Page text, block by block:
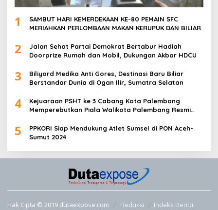
1
SAMBUT HARI KEMERDEKAAN KE-80 PEMAIN SFC
MERIAHKAN PERLOMBAAN MAKAN KERUPUK DAN BILIAR
2
Jalan Sehat Partai Demokrat Bertabur Hadiah
Doorprize Rumah dan Mobil, Dukungan Akbar HDCU
3
Biliyard Medika Anti Gores, Destinasi Baru Biliar
Berstandar Dunia di Ogan Ilir, Sumatra Selatan
4
Kejuaraan PSHT ke 3 Cabang Kota Palembang
Memperebutkan Piala Walikota Palembang Resmi
5
PPKORI Siap Mendukung Atlet Sumsel di PON Aceh-
Sumut 2024
Hak Cipta © 2019 dutaexpose.com Redaksi Indeks Berita